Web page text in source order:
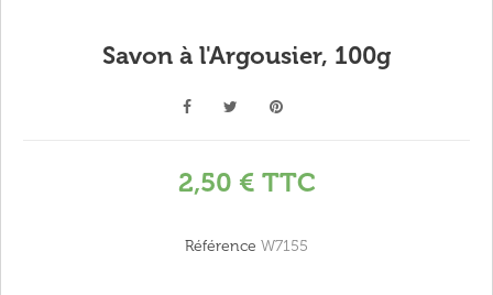
Savon à l'Argousier, 100g
2,50 € TTC
Référence W7155